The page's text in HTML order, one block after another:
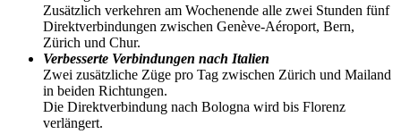
Zusätzlich verkehren am Wochenende alle zwei Stunden fünf
Direktverbindungen zwischen Genève-Aéroport, Bern,
Zürich und Chur.
Verbesserte Verbindungen nach Italien
Zwei zusätzliche Züge pro Tag zwischen Zürich und Mailand
in beiden Richtungen.
Die Direktverbindung nach Bologna wird bis Florenz
verlängert.